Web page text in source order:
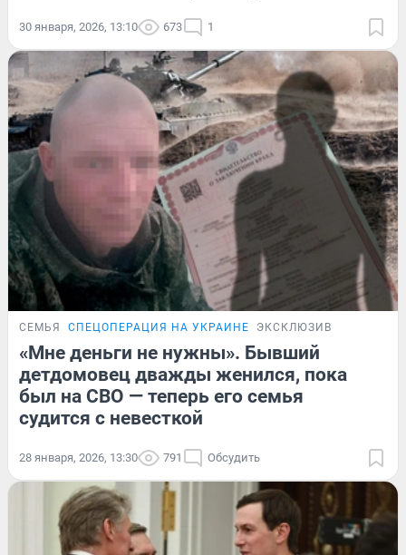
30 января, 2026, 13:10 673 1
СЕМЬЯ СПЕЦОПЕРАЦИЯ НА УКРАИНЕ ЭКСКЛЮЗИВ
«Мне деньги не нужны». Бывший
детдомовец дважды женился, пока
был на СВО — теперь его семья
судится с невесткой
28 января, 2026, 13:30 791 Обсудить